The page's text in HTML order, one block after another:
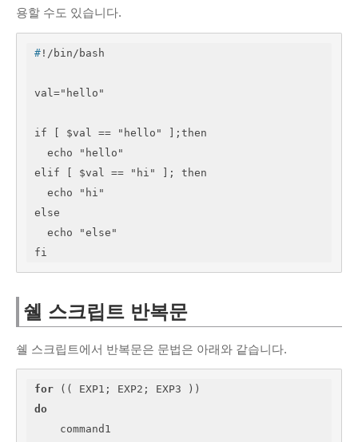
용할 수도 있습니다.
# !/bin/bash
val="hello"
if [ $val == "hello" ];then
elif [ $val == "hi" ]; then
else
fi
쉘 스크립트 반복문
쉘 스크립트에서 반복문은 문법은 아래와 같습니다.
for
do